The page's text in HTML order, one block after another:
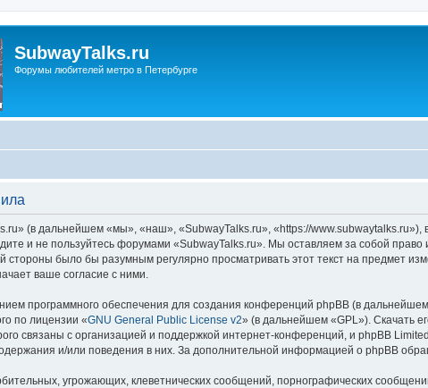
SubwayTalks.ru
Форумы любителей метро в Петербурге
(в дальнейшем «мы», «наш», «SubwayTalks.ru», «https://
и не пользуйтесь форумами «SubwayTalks.ru». Мы оставляем за собой
стороны было бы разумным регулярно просматривать этот текст на предмет
ваше согласие с ними.
программного обеспечения для создания конференций phpBB (в
по лицензии «GNU General Public License v2» (в дальнейшем «GPL»). Скачать
связаны с организацией и поддержкой интернет-конференций, и phpBB
и/или поведения в них. За дополнительной информацией о phpBB
угрожающих, клеветнических сообщений, порнографических